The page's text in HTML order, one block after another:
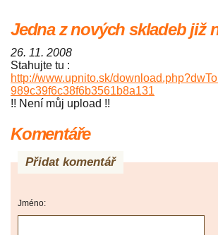
Jedna z nových skladeb již
26. 11. 2008
Stahujte tu :
http://www.upnito.sk/
989c39f6c38f6b3561b8a131
!! Není můj upload !!
Komentáře
Přidat komentář
Jméno: